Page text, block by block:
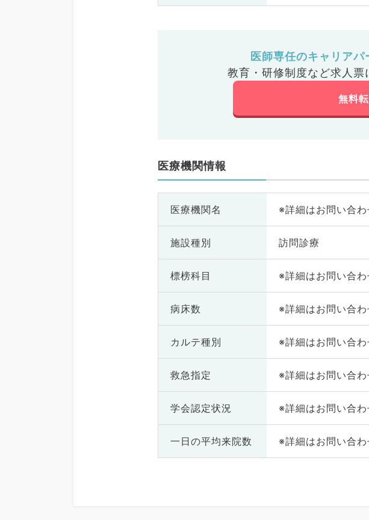
医師専任のキャリアパ
教育・研修制度など求人票
無料
医療機関情報
医療機関名 ※詳細はお問い合
施設種別 訪問診療
標榜科目 ※詳細はお問い合
病床数 ※詳細はお問い合
カルテ種別 ※詳細はお問い合
救急指定 ※詳細はお問い合
学会認定状況 ※詳細はお問い合
一日の平均来院数 ※詳細はお問い合